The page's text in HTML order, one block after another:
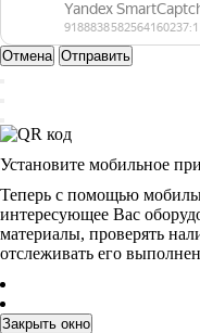
Отмена Отправить
Установите мобильное
Теперь с помощью
интересующее Вас
материалы, проверять
отслеживать его
Закрыть окно